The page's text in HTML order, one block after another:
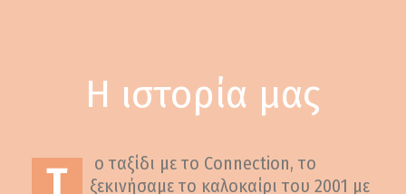
Η ιστορία μας
Τ
o ταξίδι με το Connection, το
ξεκινήσαμε το καλοκαίρι του 2001 με